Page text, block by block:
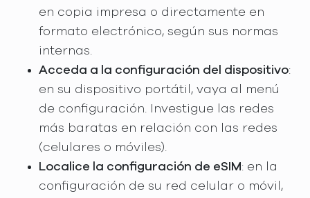
en copia impresa o directamente en
formato electrónico, según sus normas
internas.
Acceda a la configuración del dispositivo:
en su dispositivo portátil, vaya al menú
de configuración. Investigue las redes
más baratas en relación con las redes
(celulares o móviles).
Localice la configuración de eSIM: en la
configuración de su red celular o móvil,